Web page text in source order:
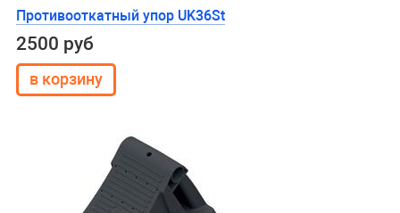
Противооткатный упор UK36St
2500 руб